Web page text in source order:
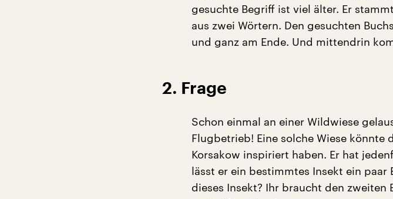
gesuchte Begriff ist viel älter. Er
aus zwei Wörtern. Den gesuchten
und ganz am Ende. Und mittendrin
2. Frage
Schon einmal an einer Wildwiese
Flugbetrieb! Eine solche Wiese könnte
Korsakow inspiriert haben. Er hat
lässt er ein bestimmtes Insekt ein paar
dieses Insekt? Ihr braucht den zweiten